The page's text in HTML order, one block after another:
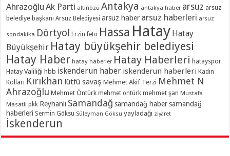
Ahrazoğlu Ak Parti altınözü Antakya antakya haber arsuz arsuz
belediye başkanı Arsuz Belediyesi arsuz haber arsuz haberleri arsuz
sondakika Dörtyol Erzin fetö Hassa Hatay Hatay
Büyükşehir Hatay büyükşehir belediyesi
Hatay Haber hatay haberler Hatay Haberleri hatayspor
Hatay Valiliği hbb iskenderun haber iskenderun haberleri Kadın
Kolları Kırıkhan lütfü savaş Mehmet Akif Terzi Mehmet N
Ahrazoğlu Mehmet Öntürk mehmet öntürk mehmet şan Mustafa
Masatlı pkk Reyhanlı Samandağ samandağ haber samandağ
haberleri Sermin Göksu Süleyman Göksu yayladağı ziyaret
İskenderun